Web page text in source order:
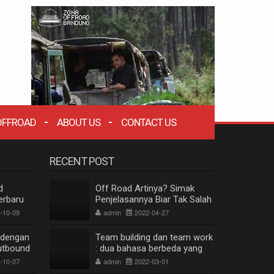
ABOUT US CONTACT US
10-09
10-07
RECENT POST
Off Road Artinya? Simak
Penjelasannya Biar Tak Salah
Paham
admin 2022-04-27
Team building dan team work
: dua bahasa berbeda yang
berkesinambungan
admin 2022-03-01